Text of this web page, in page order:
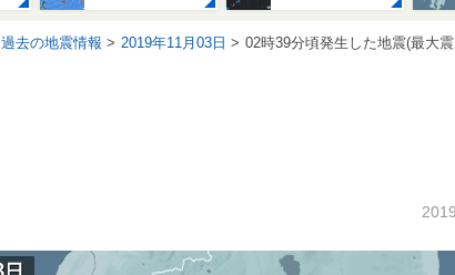
過去の地震情報 2019年11月03日 02時39分頃発生した地震(最大